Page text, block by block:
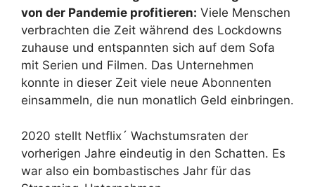
von der Pandemie profitieren: Viele Menschen
verbrachten die Zeit während des Lockdowns
zuhause und entspannten sich auf dem Sofa
mit Serien und Filmen. Das Unternehmen
konnte in dieser Zeit viele neue Abonnenten
einsammeln, die nun monatlich Geld einbringen.
2020 stellt Netflix´ Wachstumsraten der
vorherigen Jahre eindeutig in den Schatten. Es
war also ein bombastisches Jahr für das